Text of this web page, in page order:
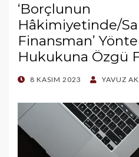
‘Borçlunun
Hâkimiyetinde/
Finansman’
Hukukuna Özgü
POSTED
8 KASIM 2023 YAVUZ